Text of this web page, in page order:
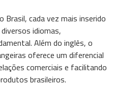
Brasil, cada vez mais inserido
idiomas,
Além do inglês, o
oferece um diferencial
comerciais e facilitando
brasileiros.